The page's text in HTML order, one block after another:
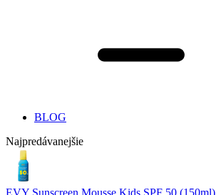
BLOG
Najpredávanejšie
EVY Sunscreen Mousse Kids SPF 50 (150ml)